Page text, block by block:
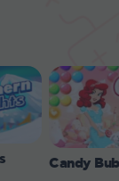
Candy